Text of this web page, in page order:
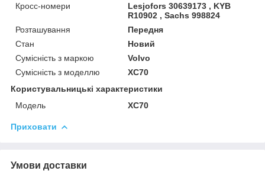
Кросс-номери
Lesjofors 30639173 , KYB
R10902 , Sachs 998824
Розташування
Передня
Стан
Новий
Сумісність з маркою
Volvo
Сумісність з моделлю
XC70
Користувальницькі характеристики
Мoдель
XC70
Приховати
Умови доставки